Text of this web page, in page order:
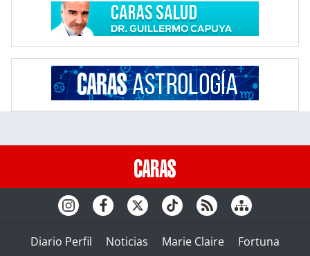
Diario Perfil Noticias Marie Claire
Fortuna